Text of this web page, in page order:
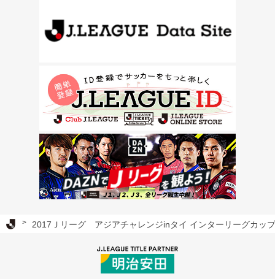
Ｊリーグ TOP
2017Ｊリーグ アジアチャレンジinタイ インターリーグカップ